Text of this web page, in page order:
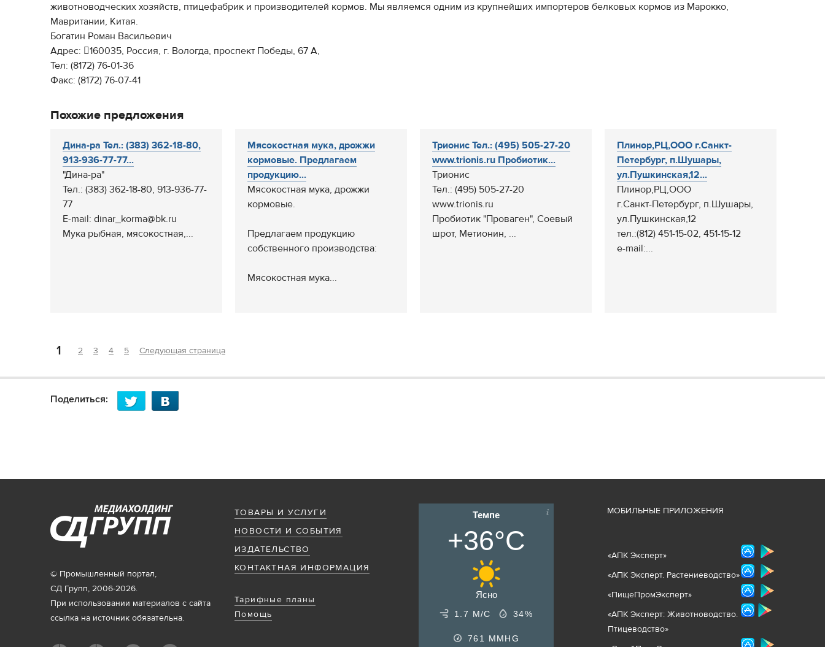
животноводческих хозяйств, птицефабрик и производителей кормов. Мы являемся одним из крупнейших импортеров белковых кормов из Марокко,
Мавритании, Китая.
Богатин Роман Васильевич
Адрес: 160035, Россия, г. Вологда, проспект Победы, 67 А,
Тел: (8172) 76-01-36
Факс: (8172) 76-07-41
Похожие предложения
Дина-ра Тел.: (383) 362-18-80,
913-936-77-77...
"Дина-ра"
Тел.: (383) 362-18-80, 913-936-77-
77
E-mail: dinar_korma@bk.ru
Мука рыбная, мясокостная,...
Мясокостная мука, дрожжи
кормовые. Предлагаем
продукцию...
Мясокостная мука, дрожжи
кормовые.
Предлагаем продукцию
собственного производства:
Мясокостная мука...
Трионис Тел.: (495) 505-27-20
www.trionis.ru Пробиотик...
Трионис
Тел.: (495) 505-27-20
www.trionis.ru
Пробиотик "Проваген", Соевый
шрот, Метионин, ...
Плинор,РЦ,ООО г.Санкт-
Петербург, п.Шушары,
ул.Пушкинская,12...
Плинор,РЦ,ООО
г.Санкт-Петербург, п.Шушары,
ул.Пушкинская,12
тел.:(812) 451-15-02, 451-15-12
e-mail:...
1 2 3 4 5 Следующая страница
Поделиться:
ТОВАРЫ И УСЛУГИ
НОВОСТИ И СОБЫТИЯ
ИЗДАТЕЛЬСТВО
КОНТАКТНАЯ ИНФОРМАЦИЯ
Тарифные планы
Помощь
© Промышленный портал,
СД Групп, 2006-2026.
При использовании материалов с сайта
ссылка на источник обязательна.
Темпе
+36°C
Ясно
1.7 М/С 34%
761 MMHG
МОБИЛЬНЫЕ ПРИЛОЖЕНИЯ
«АПК Эксперт»
«АПК Эксперт. Растениеводство»
«ПищеПромЭксперт»
«АПК Эксперт: Животноводство.
Птицеводство»